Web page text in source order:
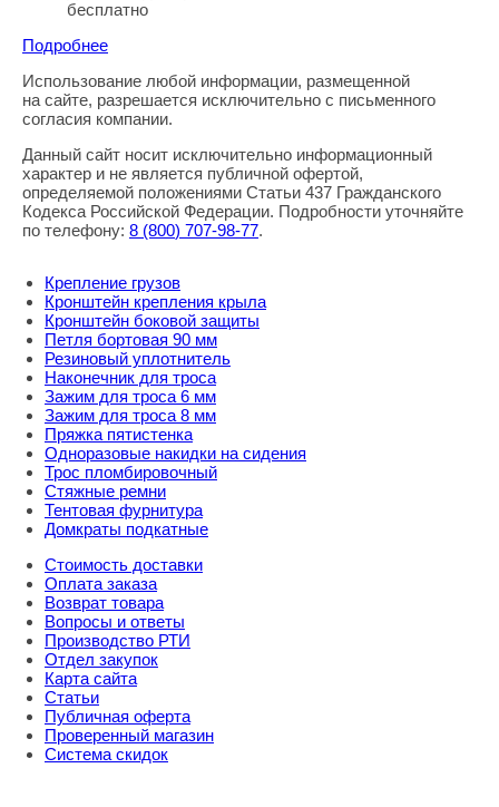
бесплатно
Подробнее
Правовая информация
Использование любой информации, размещенной
на сайте, разрешается исключительно с письменного
согласия компании.
Данный сайт носит исключительно информационный
характер и не является публичной офертой,
определяемой положениями Статьи 437 Гражданского
Кодекса Российской Федерации. Подробности уточняйте
по телефону: 8 (800) 707-98-77.
Крепление грузов
Кронштейн крепления крыла
Кронштейн боковой защиты
Петля бортовая 90 мм
Резиновый уплотнитель
Наконечник для троса
Зажим для троса 6 мм
Зажим для троса 8 мм
Пряжка пятистенка
Одноразовые накидки на сидения
Трос пломбировочный
Стяжные ремни
Тентовая фурнитура
Домкраты подкатные
Стоимость доставки
Оплата заказа
Возврат товара
Вопросы и ответы
Производство РТИ
Отдел закупок
Карта сайта
Статьи
Публичная оферта
Проверенный магазин
Система скидок